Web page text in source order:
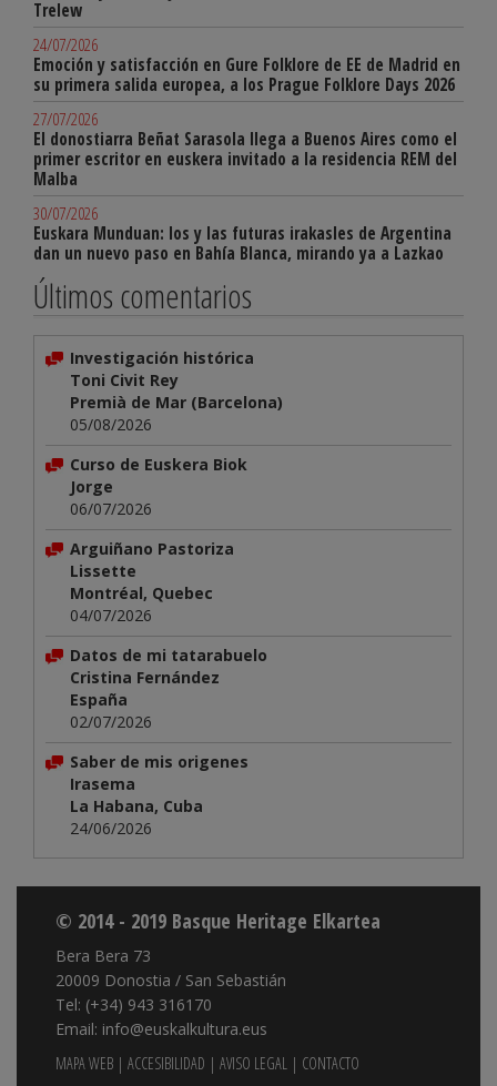
Trelew
24/07/2026
Emoción y satisfacción en Gure Folklore de EE de Madrid en
su primera salida europea, a los Prague Folklore Days 2026
27/07/2026
El donostiarra Beñat Sarasola llega a Buenos Aires como el
primer escritor en euskera invitado a la residencia REM del
Malba
30/07/2026
Euskara Munduan: los y las futuras irakasles de Argentina
dan un nuevo paso en Bahía Blanca, mirando ya a Lazkao
Últimos comentarios
Investigación histórica
Toni Civit Rey
Premià de Mar (Barcelona)
05/08/2026
Curso de Euskera Biok
Jorge
06/07/2026
Arguiñano Pastoriza
Lissette
Montréal, Quebec
04/07/2026
Datos de mi tatarabuelo
Cristina Fernández
España
02/07/2026
Saber de mis origenes
Irasema
La Habana, Cuba
24/06/2026
© 2014 - 2019 Basque Heritage Elkartea
Bera Bera 73
20009 Donostia / San Sebastián
Tel: (+34) 943 316170
Email: info@euskalkultura.eus
MAPA WEB | ACCESIBILIDAD | AVISO LEGAL | CONTACTO